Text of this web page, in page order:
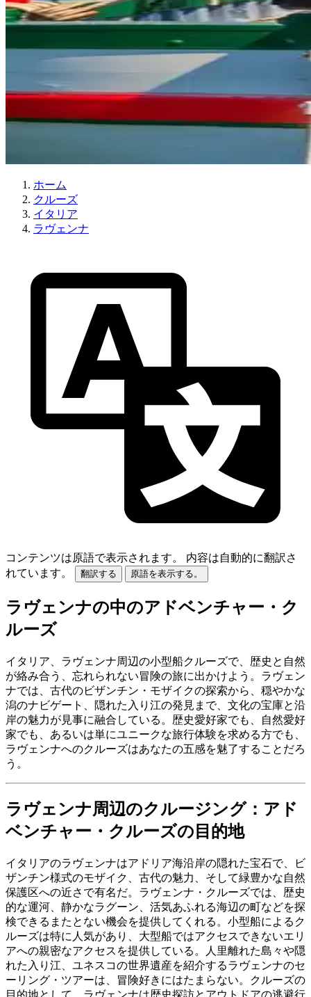
ホーム
クルーズ
イタリア
ラヴェンナ
コンテンツは原語で表示されます。
内容は自動的に翻訳さ
れています。
翻訳する 原語を表示する。
ラヴェンナの中のアドベンチャー・ク
ルーズ
イタリア、ラヴェンナ周辺の小型船クルーズで、歴史と自然
が絡み合う、忘れられない冒険の旅に出かけよう。ラヴェン
ナでは、古代のビザンチン・モザイクの探索から、穏やかな
潟のナビゲート、隠れた入り江の発見まで、文化の宝庫と沿
岸の魅力が見事に融合している。歴史愛好家でも、自然愛好
家でも、あるいは単にユニークな旅行体験を求める方でも、
ラヴェンナへのクルーズはあなたの五感を魅了することだろ
う。
ラヴェンナ周辺のクルージング：アド
ベンチャー・クルーズの目的地
イタリアのラヴェンナはアドリア海沿岸の隠れた宝石で、ビ
ザンチン様式のモザイク、古代の魅力、そして緑豊かな自然
保護区への近さで有名だ。ラヴェンナ・クルーズでは、歴史
的な運河、静かなラグーン、活気あふれる海辺の町などを探
検できるまたとない機会を提供してくれる。小型船によるク
ルーズは特に人気があり、大型船ではアクセスできないエリ
アへの親密なアクセスを提供している。人里離れた島々や隠
れた入り江、ユネスコの世界遺産を紹介するラヴェンナのセ
ーリング・ツアーは、冒険好きにはたまらない。クルーズの
目的地として、ラヴェンナは歴史探訪とアウトドアの逃避行